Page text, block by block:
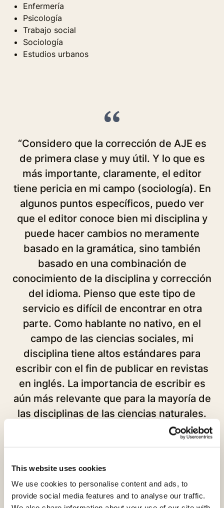
This website uses cookies
We use cookies to personalise content and ads, to
provide social media features and to analyse our traffic.
Enfermería
Psicología
Trabajo social
Sociología
Estudios urbanos
“Considero que la corrección de AJE es
de primera clase y muy útil. Y lo que es
más importante, claramente, el editor
tiene pericia en mi campo (sociología). En
algunos puntos específicos, puedo ver
que el editor conoce bien mi disciplina y
puede hacer cambios no meramente
basado en la gramática, sino también
basado en una combinación de
conocimiento de la disciplina y corrección
del idioma. Pienso que este tipo de
servicio es difícil de encontrar en otra
parte. Como hablante no nativo, en el
campo de las ciencias sociales, mi
disciplina tiene altos estándares para
escribir con el fin de publicar en revistas
en inglés. La importancia de escribir es
aún más relevante que para la mayoría de
las disciplinas de las ciencias naturales.
Por lo tanto, la edición es definitivamente
esencial. Indudablemente volveré y le